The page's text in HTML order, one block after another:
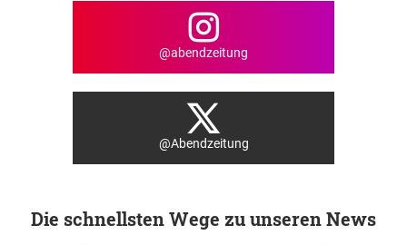
@abendzeitung
@Abendzeitung
Die schnellsten Wege zu unseren News